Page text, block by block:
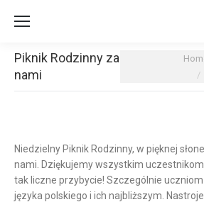
Piknik Rodzinny za
nami
Niedzielny Piknik Rodzinny, w pięknej
nami. Dziękujemy wszystkim
tak liczne przybycie! Szczególnie
języka polskiego i ich najbliższym. Nastroje